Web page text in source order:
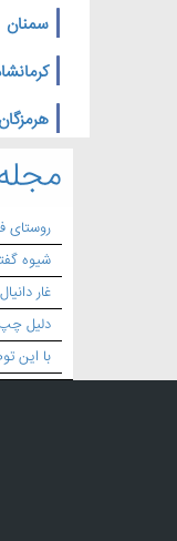
سمنان
هرمزگان
روستای
شیوه
غار دانیال
دلیل
با این